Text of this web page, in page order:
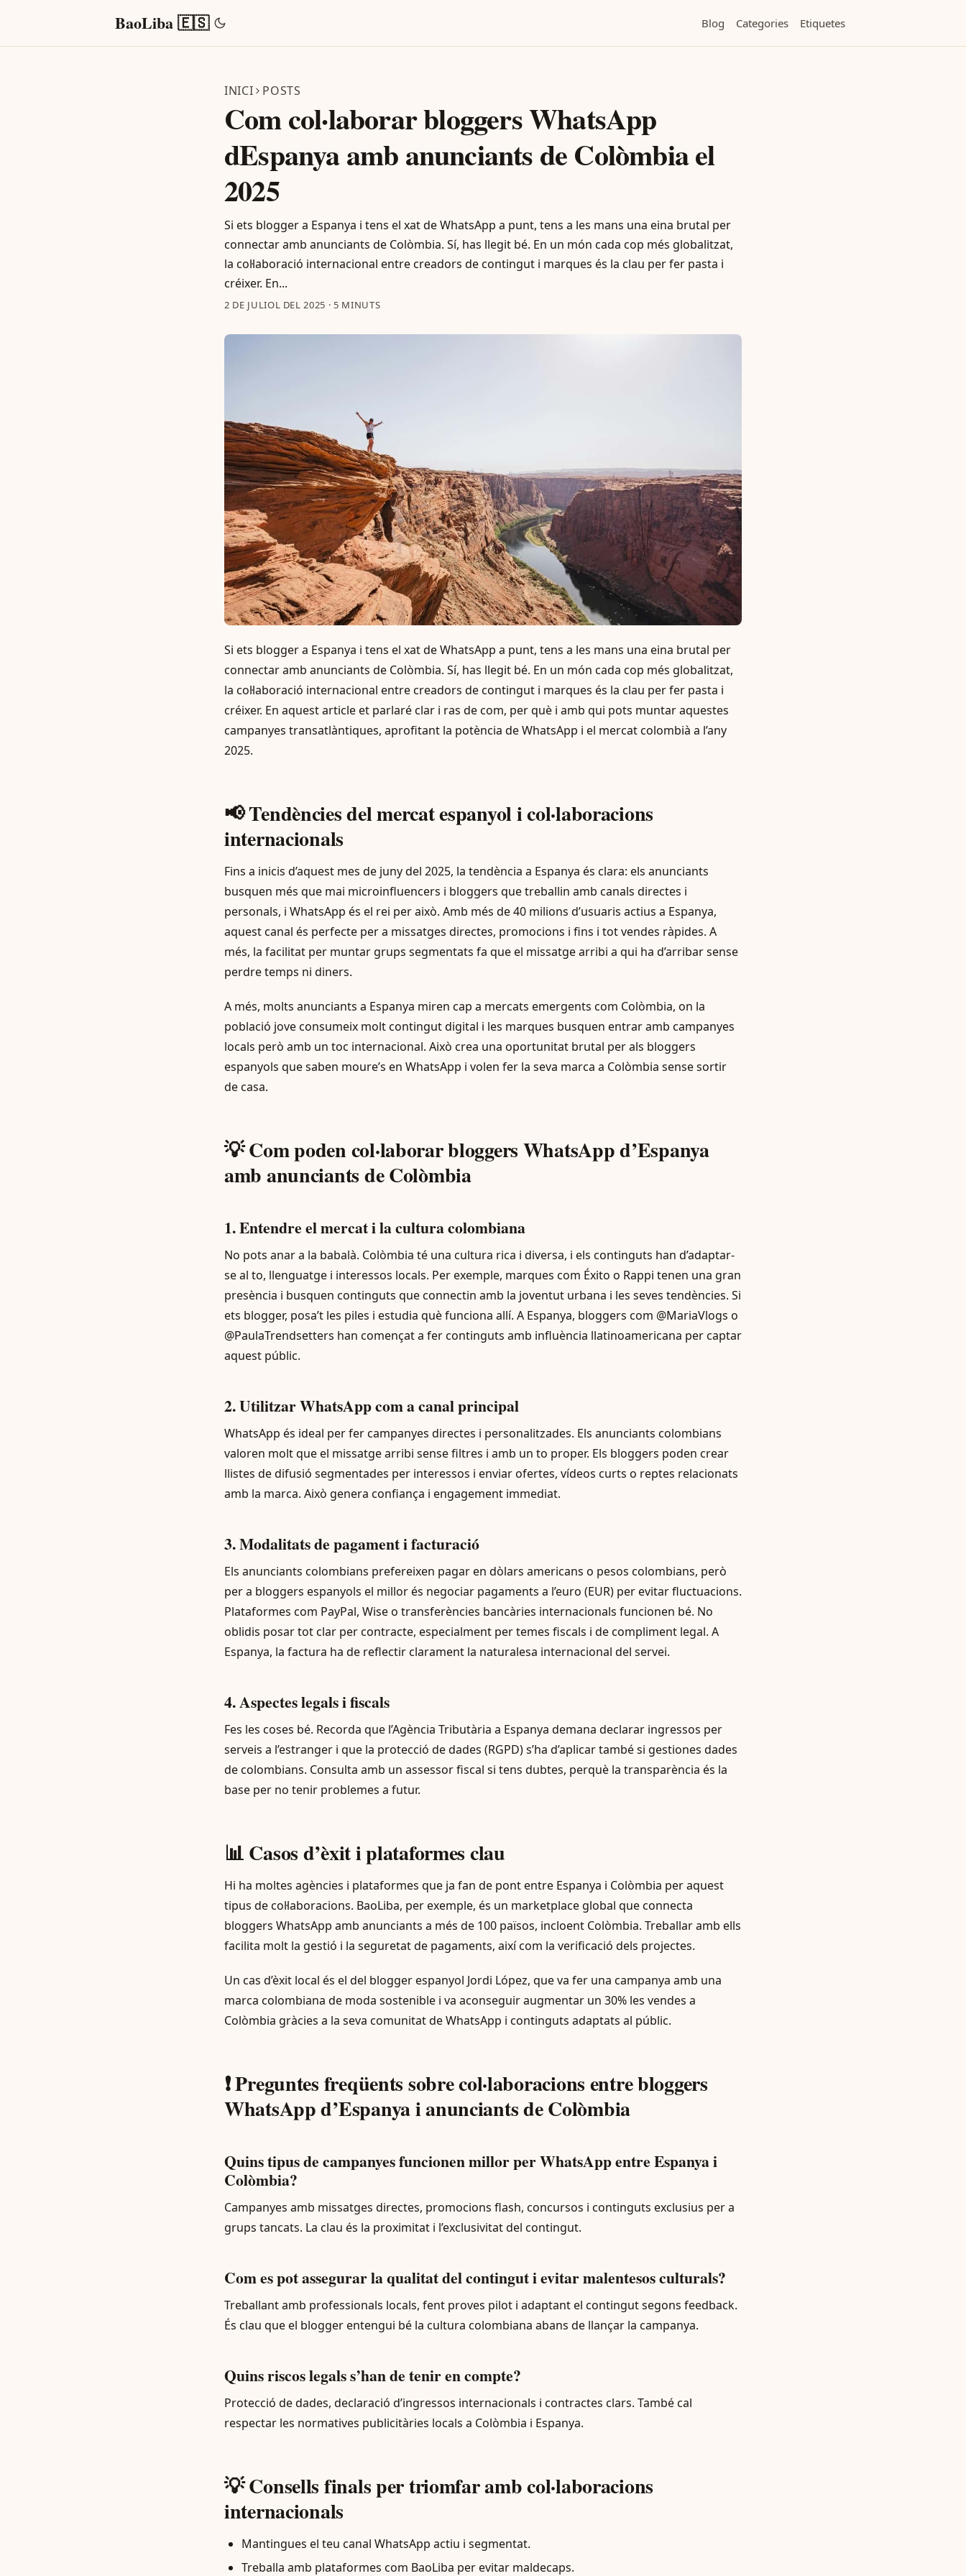
BaoLiba 🇪🇸 Blog Categories Etiquetes
INICI POSTS
Com col·laborar bloggers WhatsApp
dEspanya amb anunciants de Colòmbia el
2025
Si ets blogger a Espanya i tens el xat de WhatsApp a punt, tens a les mans una eina brutal per
connectar amb anunciants de Colòmbia. Sí, has llegit bé. En un món cada cop més globalitzat,
la col·laboració internacional entre creadors de contingut i marques és la clau per fer pasta i
créixer. En...
2 DE JULIOL DEL 2025 · 5 MINUTS
Si ets blogger a Espanya i tens el xat de WhatsApp a punt, tens a les mans una eina brutal per
connectar amb anunciants de Colòmbia. Sí, has llegit bé. En un món cada cop més globalitzat,
la col·laboració internacional entre creadors de contingut i marques és la clau per fer pasta i
créixer. En aquest article et parlaré clar i ras de com, per què i amb qui pots muntar aquestes
campanyes transatlàntiques, aprofitant la potència de WhatsApp i el mercat colombià a l’any
2025.
📢 Tendències del mercat espanyol i col·laboracions
internacionals
Fins a inicis d’aquest mes de juny del 2025, la tendència a Espanya és clara: els anunciants
busquen més que mai microinfluencers i bloggers que treballin amb canals directes i
personals, i WhatsApp és el rei per això. Amb més de 40 milions d’usuaris actius a Espanya,
aquest canal és perfecte per a missatges directes, promocions i fins i tot vendes ràpides. A
més, la facilitat per muntar grups segmentats fa que el missatge arribi a qui ha d’arribar sense
perdre temps ni diners.
A més, molts anunciants a Espanya miren cap a mercats emergents com Colòmbia, on la
població jove consumeix molt contingut digital i les marques busquen entrar amb campanyes
locals però amb un toc internacional. Això crea una oportunitat brutal per als bloggers
espanyols que saben moure’s en WhatsApp i volen fer la seva marca a Colòmbia sense sortir
de casa.
💡 Com poden col·laborar bloggers WhatsApp d’Espanya
amb anunciants de Colòmbia
1. Entendre el mercat i la cultura colombiana
No pots anar a la babalà. Colòmbia té una cultura rica i diversa, i els continguts han d’adaptar-
se al to, llenguatge i interessos locals. Per exemple, marques com Éxito o Rappi tenen una gran
presència i busquen continguts que connectin amb la joventut urbana i les seves tendències. Si
ets blogger, posa’t les piles i estudia què funciona allí. A Espanya, bloggers com @MariaVlogs o
@PaulaTrendsetters han començat a fer continguts amb influència llatinoamericana per captar
aquest públic.
2. Utilitzar WhatsApp com a canal principal
WhatsApp és ideal per fer campanyes directes i personalitzades. Els anunciants colombians
valoren molt que el missatge arribi sense filtres i amb un to proper. Els bloggers poden crear
llistes de difusió segmentades per interessos i enviar ofertes, vídeos curts o reptes relacionats
amb la marca. Això genera confiança i engagement immediat.
3. Modalitats de pagament i facturació
Els anunciants colombians prefereixen pagar en dòlars americans o pesos colombians, però
per a bloggers espanyols el millor és negociar pagaments a l’euro (EUR) per evitar fluctuacions.
Plataformes com PayPal, Wise o transferències bancàries internacionals funcionen bé. No
oblidis posar tot clar per contracte, especialment per temes fiscals i de compliment legal. A
Espanya, la factura ha de reflectir clarament la naturalesa internacional del servei.
4. Aspectes legals i fiscals
Fes les coses bé. Recorda que l’Agència Tributària a Espanya demana declarar ingressos per
serveis a l’estranger i que la protecció de dades (RGPD) s’ha d’aplicar també si gestiones dades
de colombians. Consulta amb un assessor fiscal si tens dubtes, perquè la transparència és la
base per no tenir problemes a futur.
📊 Casos d’èxit i plataformes clau
Hi ha moltes agències i plataformes que ja fan de pont entre Espanya i Colòmbia per aquest
tipus de col·laboracions. BaoLiba, per exemple, és un marketplace global que connecta
bloggers WhatsApp amb anunciants a més de 100 països, incloent Colòmbia. Treballar amb ells
facilita molt la gestió i la seguretat de pagaments, així com la verificació dels projectes.
Un cas d’èxit local és el del blogger espanyol Jordi López, que va fer una campanya amb una
marca colombiana de moda sostenible i va aconseguir augmentar un 30% les vendes a
Colòmbia gràcies a la seva comunitat de WhatsApp i continguts adaptats al públic.
❗ Preguntes freqüents sobre col·laboracions entre bloggers
WhatsApp d’Espanya i anunciants de Colòmbia
Quins tipus de campanyes funcionen millor per WhatsApp entre Espanya i
Colòmbia?
Campanyes amb missatges directes, promocions flash, concursos i continguts exclusius per a
grups tancats. La clau és la proximitat i l’exclusivitat del contingut.
Com es pot assegurar la qualitat del contingut i evitar malentesos culturals?
Treballant amb professionals locals, fent proves pilot i adaptant el contingut segons feedback.
És clau que el blogger entengui bé la cultura colombiana abans de llançar la campanya.
Quins riscos legals s’han de tenir en compte?
Protecció de dades, declaració d’ingressos internacionals i contractes clars. També cal
respectar les normatives publicitàries locals a Colòmbia i Espanya.
💡 Consells finals per triomfar amb col·laboracions
internacionals
Mantingues el teu canal WhatsApp actiu i segmentat.
Treballa amb plataformes com BaoLiba per evitar maldecaps.